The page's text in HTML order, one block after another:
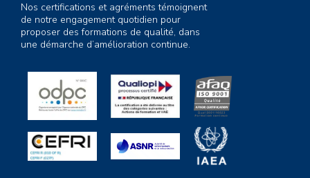
Nos certifications et agréments témoignent
de notre engagement quotidien pour
proposer des formations de qualité, dans
une démarche d’amélioration continue.